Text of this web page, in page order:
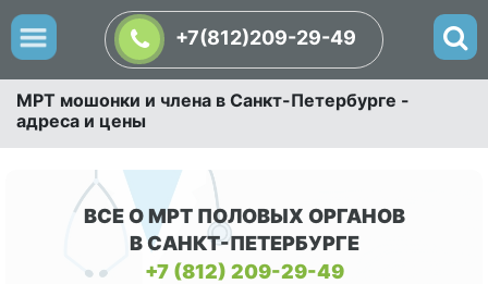
+7(812)209-29-49
МРТ мошонки и члена в Санкт-Петербурге -
адреса и цены
ВСЕ О МРТ ПОЛОВЫХ ОРГАНОВ
В САНКТ-ПЕТЕРБУРГЕ
+7 (812) 209-29-49